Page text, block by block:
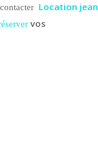
Location jean
vos